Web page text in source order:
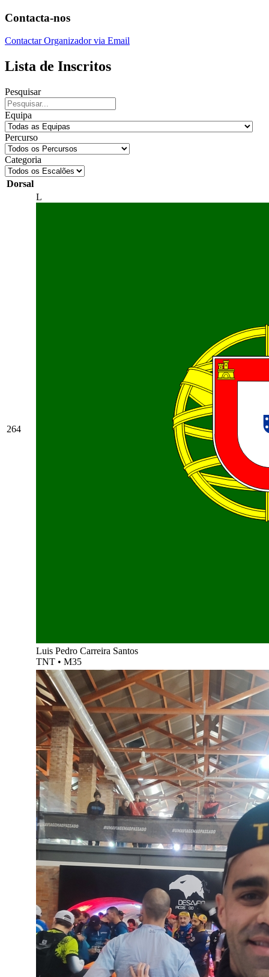
Contacta-nos
Contactar Organizador via Email
Lista de Inscritos
Pesquisar
Equipa
Percurso
Categoria
Dorsal
264
L
Luis Pedro Carreira Santos
TNT • M35